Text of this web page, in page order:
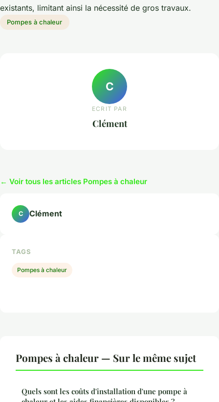
existants, limitant ainsi la nécessité de gros travaux.
Pompes à chaleur
C
ECRIT PAR
Clément
← Voir tous les articles Pompes à chaleur
C Clément
TAGS
Pompes à chaleur
Pompes à chaleur — Sur le même sujet
Quels sont les coûts d'installation d'une pompe à